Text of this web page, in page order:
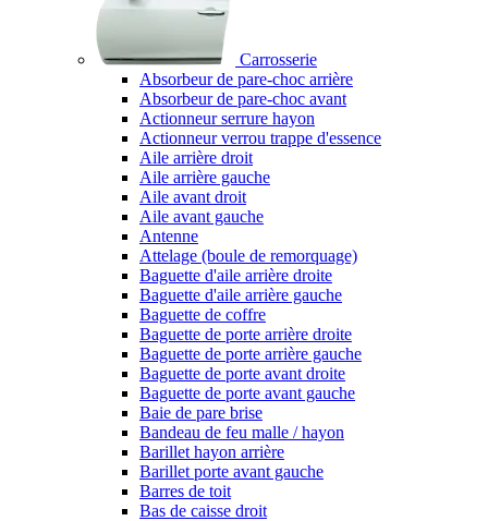
Carrosserie
Absorbeur de pare-choc arrière
Absorbeur de pare-choc avant
Actionneur serrure hayon
Actionneur verrou trappe d'essence
Aile arrière droit
Aile arrière gauche
Aile avant droit
Aile avant gauche
Antenne
Attelage (boule de remorquage)
Baguette d'aile arrière droite
Baguette d'aile arrière gauche
Baguette de coffre
Baguette de porte arrière droite
Baguette de porte arrière gauche
Baguette de porte avant droite
Baguette de porte avant gauche
Baie de pare brise
Bandeau de feu malle / hayon
Barillet hayon arrière
Barillet porte avant gauche
Barres de toit
Bas de caisse droit